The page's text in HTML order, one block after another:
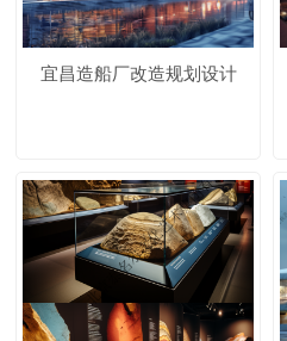
宜昌造船厂改造规划设计